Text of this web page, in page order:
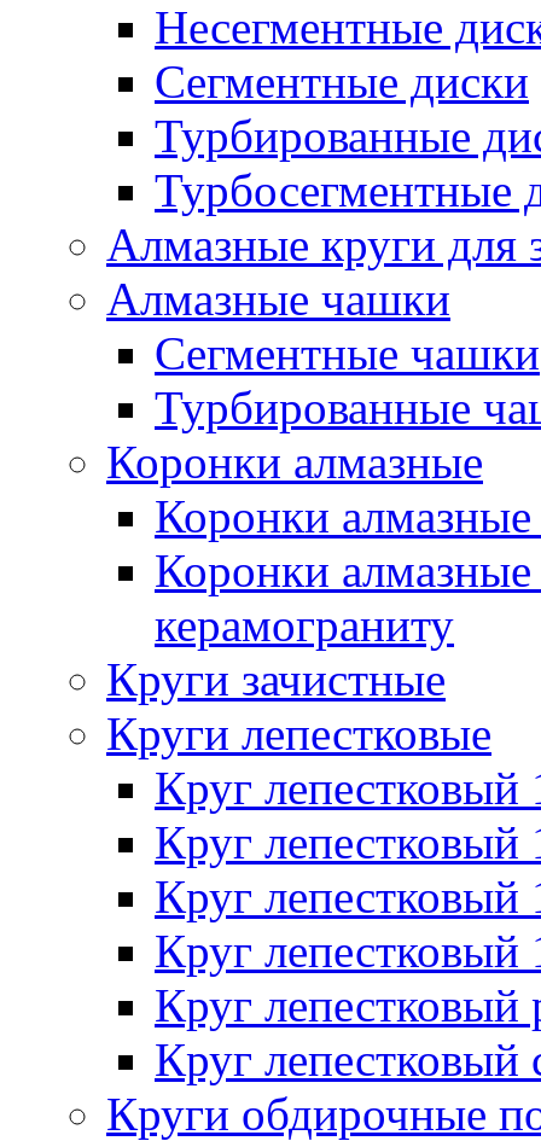
Несегментные
Сегментные диски
Турбированные
Турбосегментные
Алмазные круги для
Алмазные чашки
Сегментные чашки
Турбированные
Коронки алмазные
Коронки
Коронки
керамограниту
Круги зачистные
Круги лепестковые
Круг
Круг
Круг
Круг
Круг лепестковый
Круг лепестковый
Круги обдирочные